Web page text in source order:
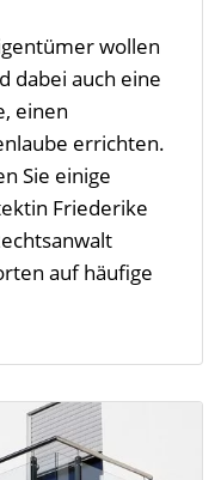
wollen
dabei auch eine
einen
errichten.
Sie einige
Friederike
auf häufige